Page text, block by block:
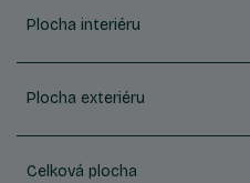
Plocha interiéru
Plocha exteriéru
Celková plocha